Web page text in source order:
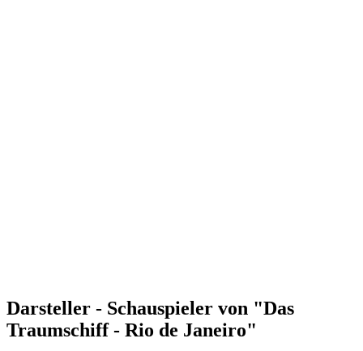
Darsteller - Schauspieler von "Das
Traumschiff - Rio de Janeiro"